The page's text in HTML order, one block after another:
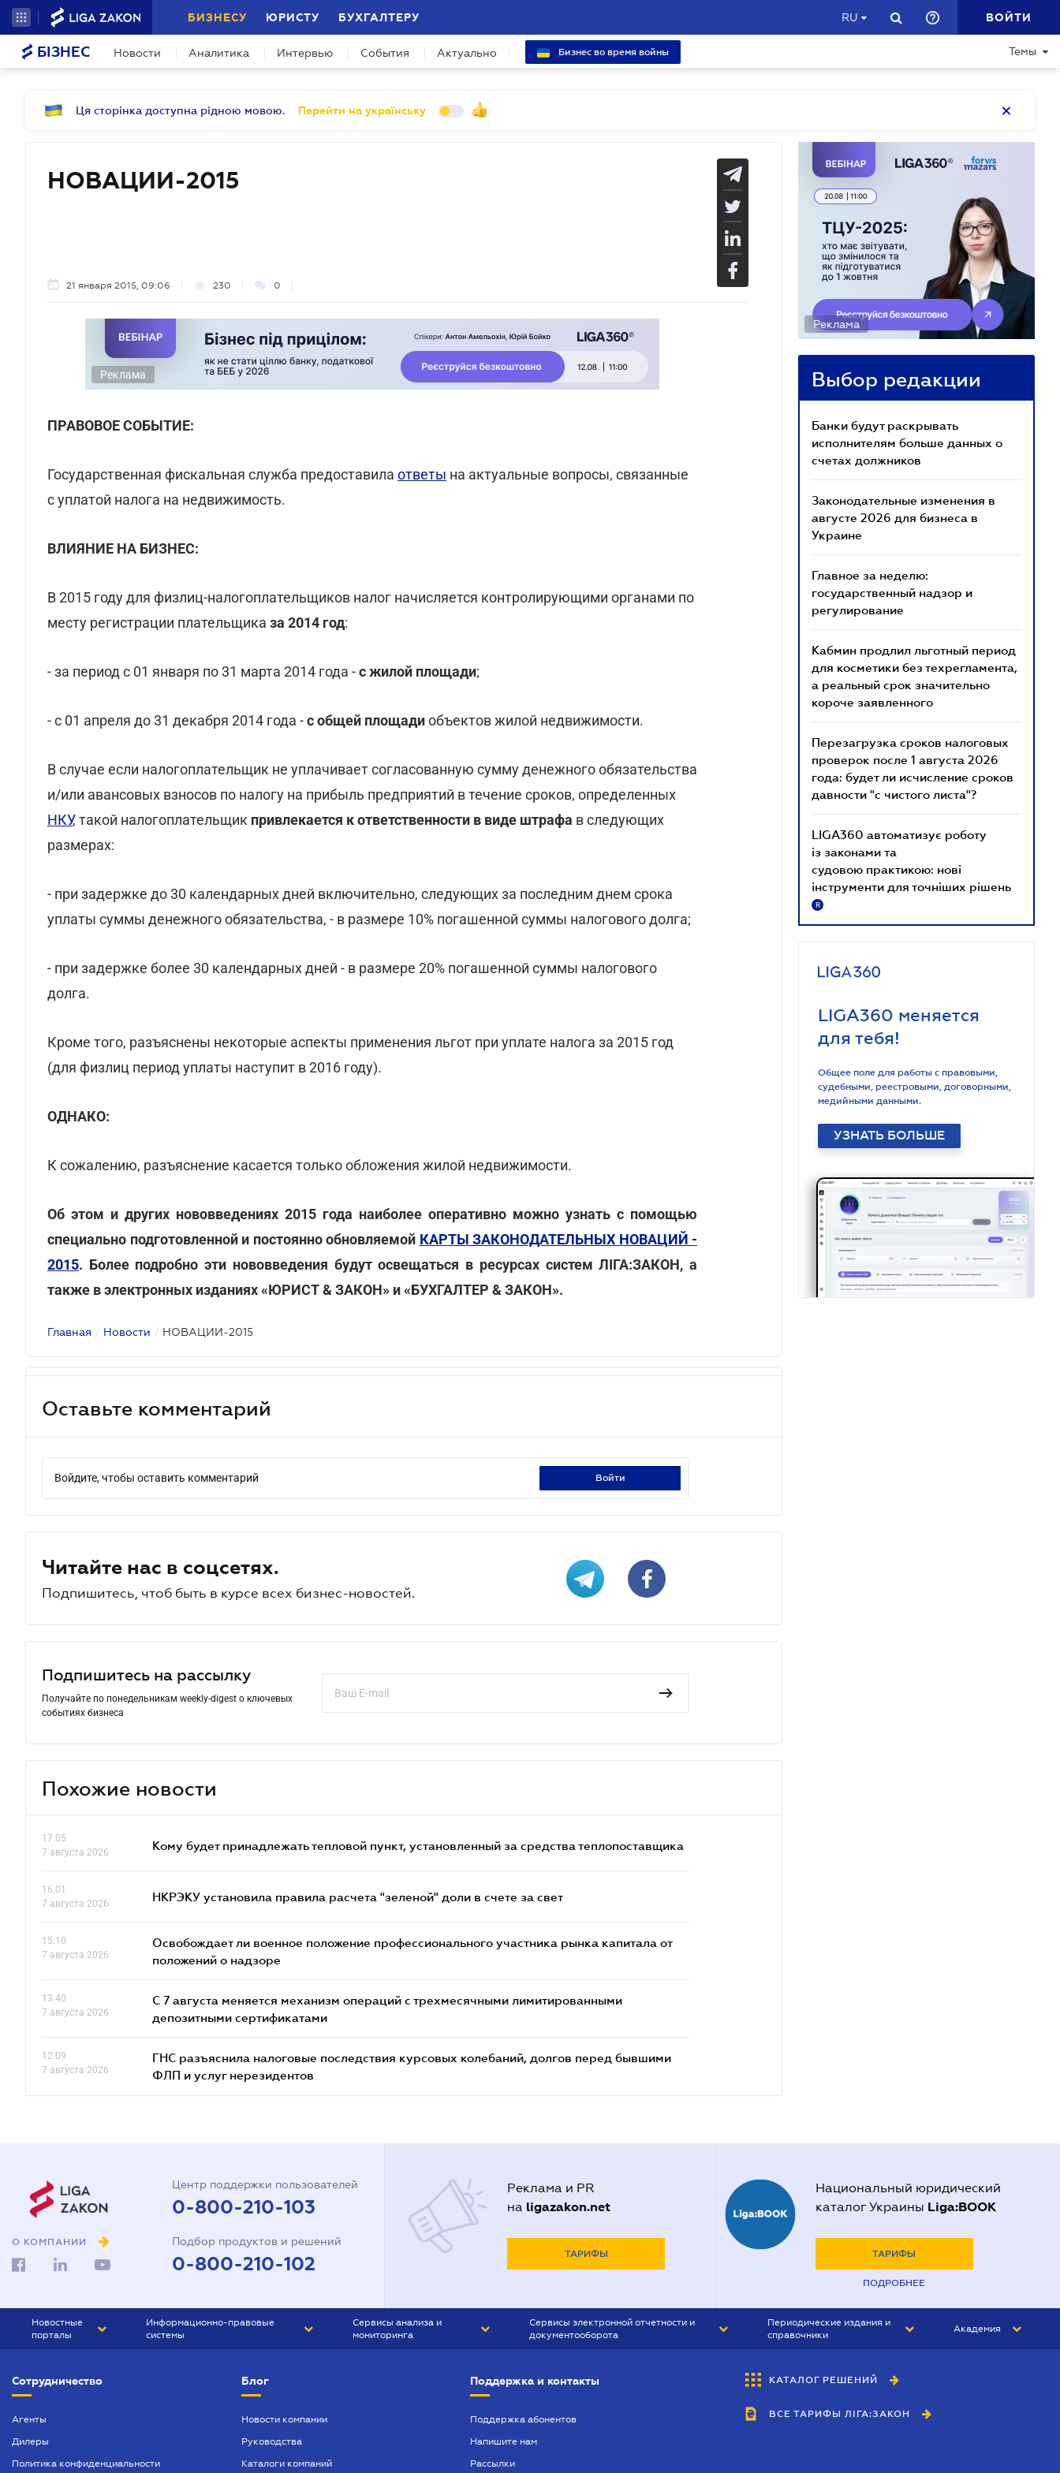
БИЗНЕСУ ЮРИСТУ БУХГАЛТЕРУ RU ВОЙТИ
БІЗНЕС Новости Аналитика Интервью События Актуально Бизнес во время войны Темы
Ця сторінка доступна рідною мовою. Перейти на українську
НОВАЦИИ-2015
21 января 2015, 09:06 230 0
Реклама
ПРАВОВОЕ СОБЫТИЕ:
Государственная фискальная служба предоставила ответы на актуальные вопросы, связанные
с уплатой налога на недвижимость.
ВЛИЯНИЕ НА БИЗНЕС:
В 2015 году для физлиц-налогоплательщиков налог начисляется контролирующими органами по
месту регистрации плательщика за 2014 год:
- за период с 01 января по 31 марта 2014 года -с жилой площади;
- с 01 апреля до 31 декабря 2014 года -с общей площадиобъектов жилой недвижимости.
В случае если налогоплательщик не уплачивает согласованную сумму денежного обязательства
и/или авансовых взносов по налогу на прибыль предприятий в течение сроков, определенных
НКУ, такой налогоплательщик привлекается к ответственности в виде штрафа в следующих
размерах:
- при задержке до 30 календарных дней включительно, следующих за последним днем срока
уплаты суммы денежного обязательства, - в размере 10% погашенной суммы налогового долга;
- при задержке более 30 календарных дней - в размере 20% погашенной суммы налогового
долга.
Кроме того, разъяснены некоторые аспекты применения льгот при уплате налога за 2015 год
(для физлиц период уплаты наступит в 2016 году).
ОДНАКО:
К сожалению, разъяснение касается только обложения жилой недвижимости.
Об этом и других нововведениях 2015 года наиболее оперативно можно узнать с помощью
специально подготовленной и постоянно обновляемой КАРТЫ ЗАКОНОДАТЕЛЬНЫХ НОВАЦИЙ -
2015. Более подробно эти нововведения будут освещаться в ресурсах систем ЛІГА:ЗАКОН, а
также в электронных изданиях «ЮРИСТ & ЗАКОН» и «БУХГАЛТЕР & ЗАКОН».
Главная / Новости / НОВАЦИИ-2015
Оставьте комментарий
Войдите, чтобы оставить комментарий войти
Читайте нас в соцсетях.
Подпишитесь, чтоб быть в курсе всех бизнес-новостей.
Подпишитесь на рассылку
Получайте по понедельникам weekly-digest о ключевых
событиях бизнеса
Похожие новости
17.05
7 августа 2026
Кому будет принадлежать тепловой пункт, установленный за средства теплопоставщика
16.01
7 августа 2026
НКРЭКУ установила правила расчета "зеленой" доли в счете за свет
15.10
7 августа 2026
Освобождает ли военное положение профессионального участника рынка капитала от
положений о надзоре
13.40
7 августа 2026
С 7 августа меняется механизм операций с трехмесячными лимитированными
депозитными сертификатами
12.09
7 августа 2026
ГНС разъяснила налоговые последствия курсовых колебаний, долгов перед бывшими
ФЛП и услуг нерезидентов
Реклама
Выбор редакции
Банки будут раскрывать
исполнителям больше данных о
счетах должников
Законодательные изменения в
августе 2026 для бизнеса в
Украине
Главное за неделю:
государственный надзор и
регулирование
Кабмин продлил льготный период
для косметики без техрегламента,
а реальный срок значительно
короче заявленного
Перезагрузка сроков налоговых
проверок после 1 августа 2026
года: будет ли исчисление сроков
давности "с чистого листа"?
LIGA360 автоматизує роботу
із законами та
судовою практикою: нові
інструменти для точніших рішень
R
LIGA360 меняется
для тебя!
Общее поле для работы с правовыми,
судебными, реестровыми, договорными,
медийными данными.
УЗНАТЬ БОЛЬШЕ
О КОМПАНИИ
Центр поддержки пользователей
0-800-210-103
Подбор продуктов и решений
0-800-210-102
Реклама и PR
на ligazakon.net
ТАРИФЫ
Национальный юридический
каталог Украины Liga:BOOK
ТАРИФЫ
ПОДРОБНЕЕ
Новостные
порталы
БИЗНЕС
Информационно-правовые
системы
БУХГАЛТЕР ПРОФ
ЮРИСТ ПРОФ
Сервисы анализа и
мониторинга
Сервисы электронной отчетности и
документооборота
Периодические издания и
справочники
БУХГАЛТЕР&ЗАКОН
ВЕСТНИК МСФО
Академия
Сотрудничество
Агенты
Дилеры
Политика конфиденциальности
Блог
Новости компании
Руководства
Каталоги компаний
Поддержка и контакты
Поддержка абонентов
Напишите нам
Рассылки
КАТАЛОГ РЕШЕНИЙ
ВСЕ ТАРИФЫ ЛІГА:ЗАКОН